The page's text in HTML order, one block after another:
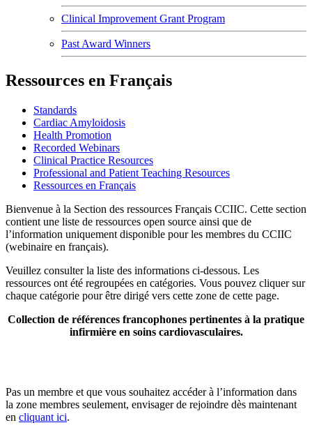
Clinical Improvement Grant Program
Past Award Winners
Ressources en Français
Standards
Cardiac Amyloidosis
Health Promotion
Recorded Webinars
Clinical Practice Resources
Professional and Patient Teaching Resources
Ressources en Français
Bienvenue à la Section des ressources Français CCIIC. Cette section
contient une liste de ressources open source ainsi que de
l’information uniquement disponible pour les membres du CCIIC
(webinaire en français).
Veuillez consulter la liste des informations ci-dessous. Les
ressources ont été regroupées en catégories. Vous pouvez cliquer sur
chaque catégorie pour être dirigé vers cette zone de cette page.
Collection de références francophones pertinentes à la pratique
infirmière en soins cardiovasculaires.
Pas un membre et que vous souhaitez accéder à l’information dans
la zone membres seulement, envisager de rejoindre dès maintenant
en cliquant ici.